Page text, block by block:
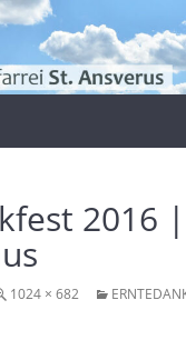
2016
1024 × 682